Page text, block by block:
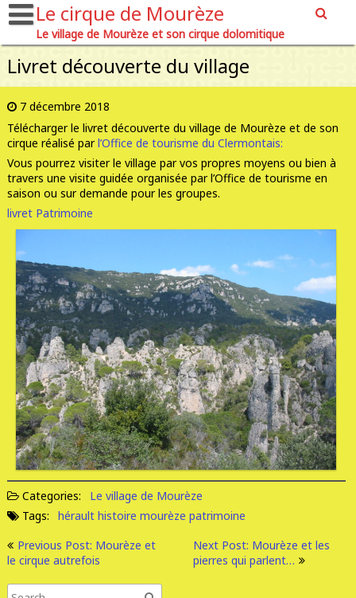
Le cirque de Mourèze
Le village de Mourèze et son cirque dolomitique
Livret découverte du village
7 décembre 2018
Télécharger le livret découverte du village de Mourèze et de son
cirque réalisé parl’Office de tourisme du Clermontais:
Vous pourrez visiter le village par vos propres moyens ou bien à
travers une visite guidée organisée par l’Office de tourisme en
saison ou sur demande pour les groupes.
livret Patrimoine
Categories:
Le village de Mourèze
Tags:
hérault histoire mourèze patrimoine
Previous Post: Mourèze et
le cirque autrefois
Next Post: Mourèze et les
pierres qui parlent…